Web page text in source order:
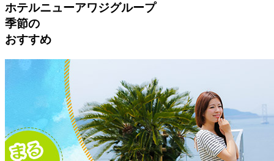
ホテルニューアワジグループ
季節の
おすすめ